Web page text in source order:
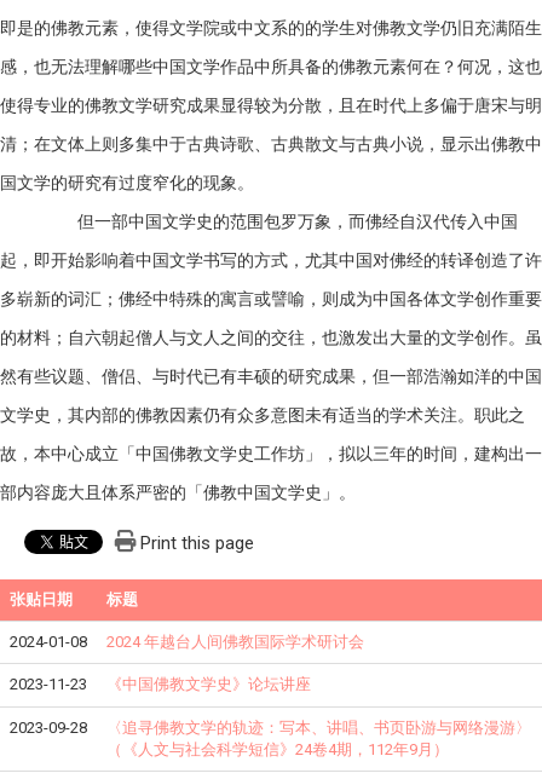
即是的佛教元素，使得文学院或中文系的的学生对佛教文学仍旧充满陌生
感，也无法理解哪些中国文学作品中所具备的佛教元素何在？何况，这也
使得专业的佛教文学研究成果显得较为分散，且在时代上多偏于唐宋与明
清；在文体上则多集中于古典诗歌、古典散文与古典小说，显示出佛教中
国文学的研究有过度窄化的现象。
但一部中国文学史的范围包罗万象，而佛经自汉代传入中国
起，即开始影响着中国文学书写的方式，尤其中国对佛经的转译创造了许
多崭新的词汇；佛经中特殊的寓言或譬喻，则成为中国各体文学创作重要
的材料；自六朝起僧人与文人之间的交往，也激发出大量的文学创作。虽
然有些议题、僧侣、与时代已有丰硕的研究成果，但一部浩瀚如洋的中国
文学史，其内部的佛教因素仍有众多意图未有适当的学术关注。职此之
故，本中心成立「中国佛教文学史工作坊」，拟以三年的时间，建构出一
部内容庞大且体系严密的「佛教中国文学史」。
Print this page
张贴日期 标题
2024-01-08 2024 年越台人间佛教国际学术研讨会
2023-11-23 《中国佛教文学史 》 论坛讲座
2023-09-28
〈追寻佛教文学的轨迹：写本、讲唱、书页卧游与网络漫游〉
（《人文与社会科学短信》24卷4期，112年9月）